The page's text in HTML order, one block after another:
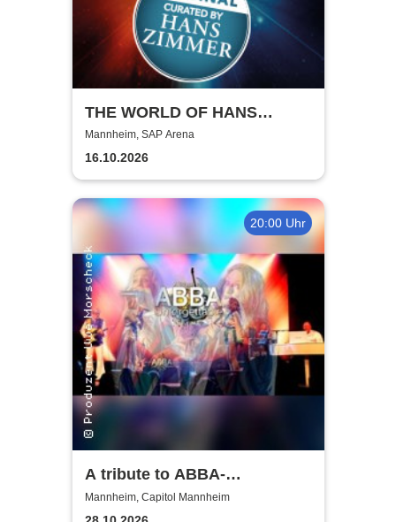
THE WORLD OF HANS
ZIMMER - A NEW DIMENSION
Mannheim, SAP Arena
16.10.2026
20:00 Uhr
A tribute to ABBA-
unforgettable Konzert
Mannheim, Capitol Mannheim